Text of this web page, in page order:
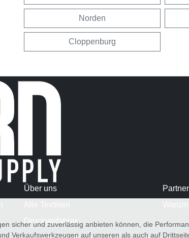
Norden
Cloppenburg
Über uns
Druckverfahren
sicher und zuverlässig anbieten können, die
Verkaufswerkzeugen auf unseren als auch auf